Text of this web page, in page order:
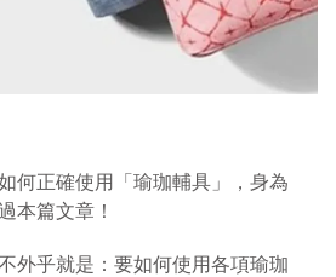
何正確使用「瑜珈輔具」，身為
本篇文章！
外乎就是：要如何使用各項瑜珈